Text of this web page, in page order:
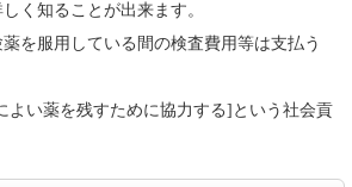
く知ることが出来ます。
を服用している間の検査費用等は支払う
い薬を残すために協力する]という社会貢